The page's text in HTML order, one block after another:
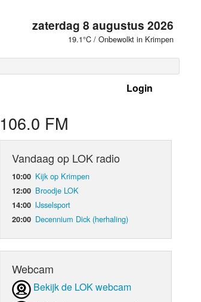
zaterdag 8 augustus 2026
19.1°C / Onbewolkt in Krimpen
Login
106.0 FM
Vandaag op LOK radio
10:00 Kijk op Krimpen
12:00 Broodje LOK
14:00 IJsselsport
20:00 Decennium Dick (herhaling)
Webcam
Bekijk de LOK webcam